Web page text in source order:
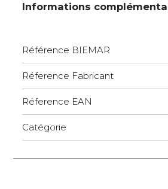
Informations
Référence BIEMAR
Réference Fabricant
Réference EAN
Catégorie